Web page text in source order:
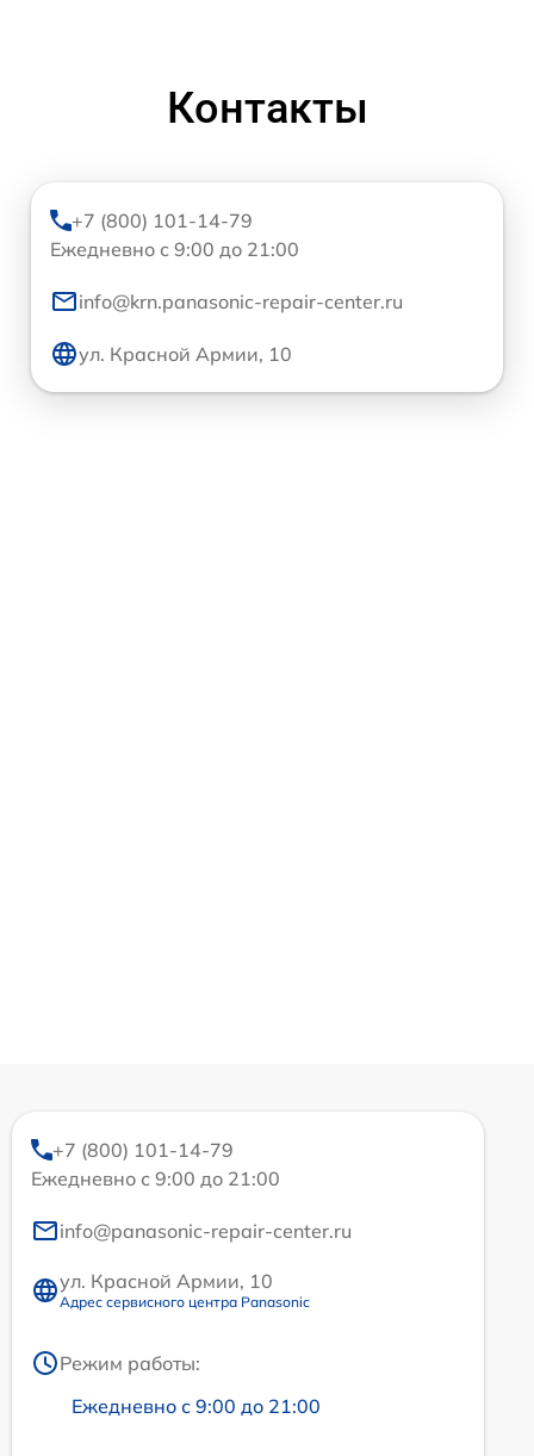
Контакты
+7 (800) 101-14-79
Ежедневно с 9:00 до 21:00
info@krn.panasonic-repair-center.ru
ул. Красной Армии, 10
+7 (800) 101-14-79
Ежедневно с 9:00 до 21:00
info@panasonic-repair-center.ru
ул. Красной Армии, 10
Адрес сервисного центра Panasonic
Режим работы:
Ежедневно с 9:00 до 21:00